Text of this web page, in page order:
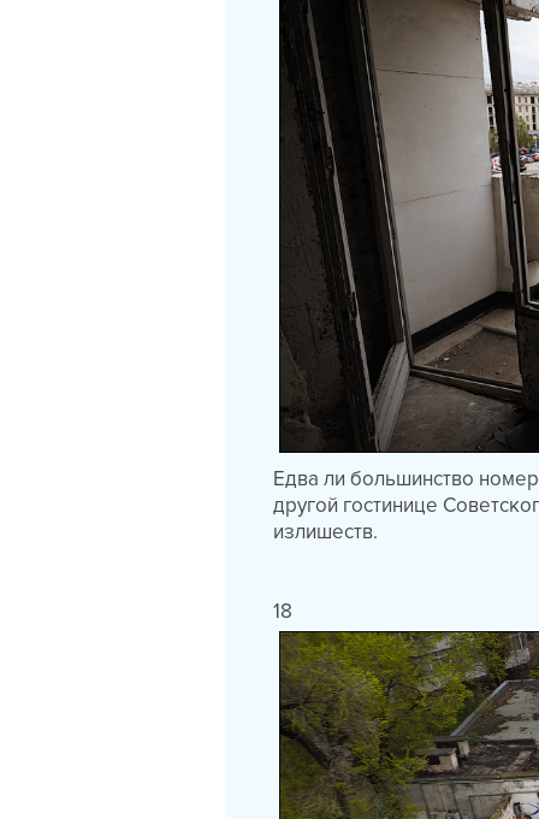
Едва ли большинство
другой гостинице
излишеств.
18